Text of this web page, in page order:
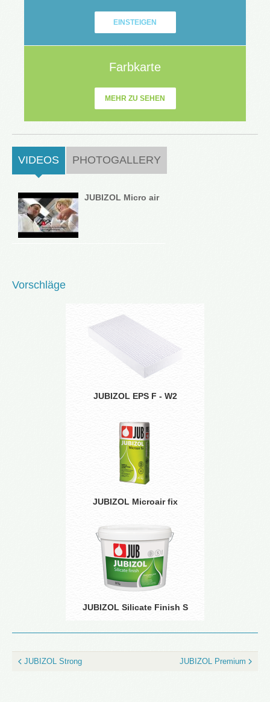
EINSTEIGEN
Farbkarte
MEHR ZU SEHEN
VIDEOS (ACTIVE TAB)
PHOTOGALLERY
JUBIZOL Micro air
Vorschläge
JUBIZOL EPS F - W2
JUBIZOL Microair fix
JUBIZOL Silicate Finish S
JUBIZOL Strong JUBIZOL Premium